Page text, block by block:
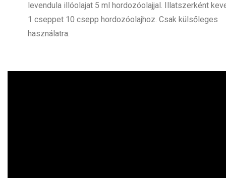
levendula illóolajat 5 ml hordozóolajjal. Illatszerként
1 cseppet 10 csepp hordozóolajhoz. Csak külsőleges
használatra.